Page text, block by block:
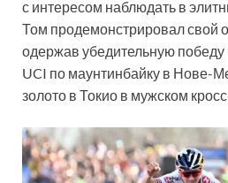
с интересом наблюдать в
Том продемонстрировал свой
одержав убедительную
UCI по маунтинбайку в Нове-
золото в Токио в мужском